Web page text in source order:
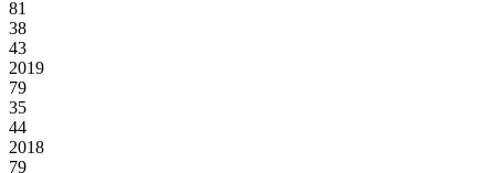
81
38
43
2019
79
35
44
2018
79